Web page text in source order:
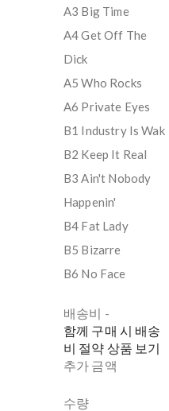
A3 Big Time
A4 Get Off The
Dick
A5 Who Rocks
A6 Private Eyes
B1 Industry Is Wak
B2 Keep It Real
B3 Ain't Nobody
Happenin'
B4 Fat Lady
B5 Bizarre
B6 No Face
배송비 -
함께 구매 시 배송
비 절약 상품 보기
추가 금액
수량